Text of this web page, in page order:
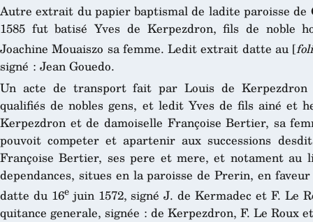
Autre extrait du papier baptismal de ladite paroisse de
1585 fut batisé Yves de Kerpezdron, fils de noble
Joachine Mouaiszo sa femme. Ledit extrait datte au [
signé : Jean Gouedo.
Un acte de transport fait par Louis de
qualifiés de nobles gens, et ledit Yves de fils ainé et
Kerpezdron et de damoiselle Françoise Bertier, sa
pouvoit competer et apartenir aux successions
Françoise Bertier, ses pere et mere, et notament au
dependances, situes en la paroisse de Prerin, en
datte du 16ejuin 1572, signé J. de Kermadec et F. Le
quitance generale, signée : de Kerpezdron, F. Le Roux